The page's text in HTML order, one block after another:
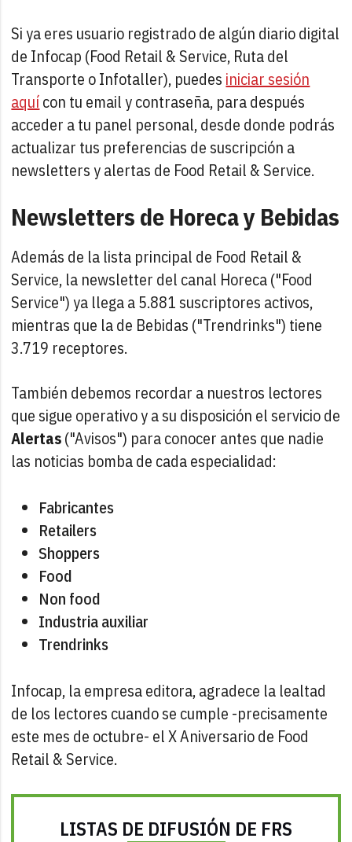
Si ya eres usuario registrado de algún diario digital
de Infocap (Food Retail & Service, Ruta del
Transporte o Infotaller), puedes iniciar sesión
aquícon tu email y contraseña, para después
acceder a tu panel personal, desde donde podrás
actualizar tus preferencias de suscripción a
newsletters y alertas de Food Retail & Service.
Newsletters de Horeca y Bebidas
Además de la lista principal de Food Retail &
Service, la newsletter del canal Horeca ("Food
Service") ya llega a 5.881 suscriptores activos,
mientras que la de Bebidas ("Trendrinks") tiene
3.719 receptores.
También debemos recordar a nuestros lectores
que sigue operativo y a su disposición el servicio de
Alertas("Avisos") para conocer antes que nadie
las noticias bomba de cada especialidad:
Fabricantes
Retailers
Shoppers
Food
Non food
Industria auxiliar
Trendrinks
Infocap, la empresa editora, agradece la lealtad
de los lectores cuando se cumple -precisamente
este mes de octubre- el X Aniversario de Food
Retail & Service.
LISTAS DE DIFUSIÓN DE FRS